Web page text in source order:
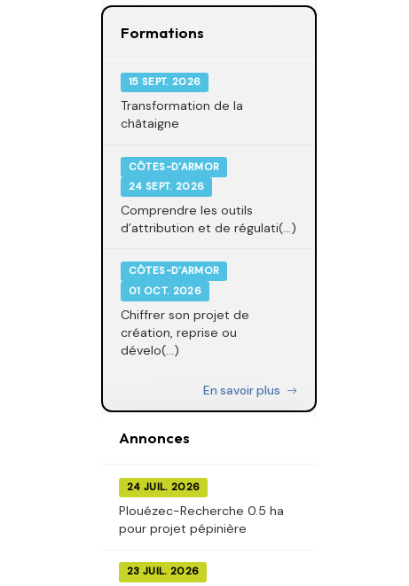
Formations
15 SEPT. 2026
Transformation de la
châtaigne
CÔTES-D'ARMOR
24 SEPT. 2026
Comprendre les outils
d’attribution et de régulati(...)
CÔTES-D'ARMOR
01 OCT. 2026
Chiffrer son projet de
création, reprise ou
dévelo(...)
En savoir plus
Annonces
24 JUIL. 2026
Plouézec-Recherche 0.5 ha
pour projet pépinière
23 JUIL. 2026